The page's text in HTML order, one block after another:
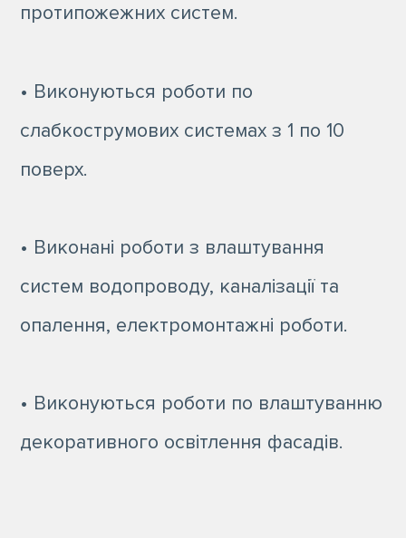
протипожежних систем.
• Виконуються роботи по
слабкострумових системах з 1 по 10
поверх.
• Виконані роботи з влаштування
систем водопроводу, каналізації та
опалення, електромонтажні роботи.
• Виконуються роботи по влаштуванню
декоративного освітлення фасадів.